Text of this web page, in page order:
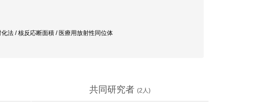
法 / 核反応断面積 / 医療用放射性同位体
共同研究者 (2 人)